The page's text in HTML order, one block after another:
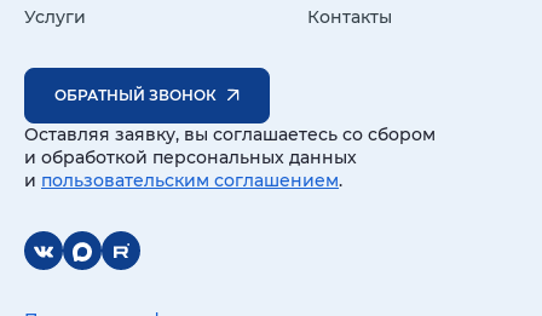
Услуги Контакты
ОБРАТНЫЙ ЗВОНОК
Оставляя заявку, вы соглашаетесь со сбором
и обработкой персональных данных
и пользовательским соглашением.